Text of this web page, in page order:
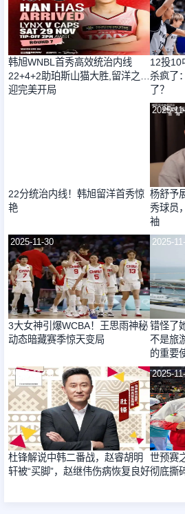
韩旭WNBL首秀高效统治内线
22+4+2助珀斯山猫大胜,留洋之旅
迎完美开局
12投10
杀疯了
了？
22分统治内线！韩旭留洋首秀惊
艳
2025-
杨舒予
秀球员
袖
2025-11-30
3大女神引爆WCBA！王思雨神秘
动态暗藏赛季惊天变局
2025-
错怪了
不是旅
的重要
2025-11-30
杜锋解说中韩二番战，赵睿胡明
轩被“买脚”，赵继伟伤病恢复良好
2025-
世预赛
彻底撕